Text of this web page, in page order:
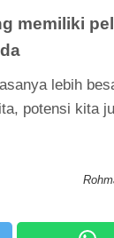
memiliki
lebih
potensi kita